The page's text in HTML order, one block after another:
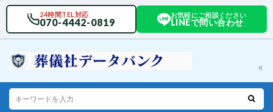
24時間TEL対応
070-4442-0819
お気軽にご相談ください
LINEで問い合わせ